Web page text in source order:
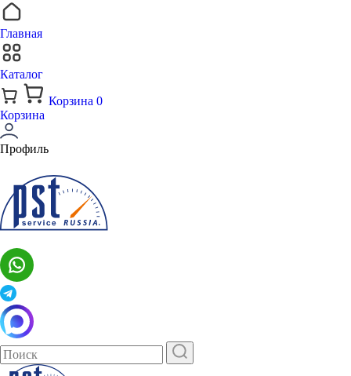
Главная
Каталог
Корзина 0
Корзина
Профиль